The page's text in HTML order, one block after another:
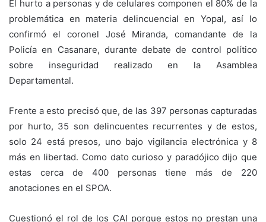
El hurto a personas y de celulares componen el 80% de la
problemática en materia delincuencial en Yopal, así lo
confirmó el coronel José Miranda, comandante de la
Policía en Casanare, durante debate de control político
sobre inseguridad realizado en la Asamblea
Departamental.
Frente a esto precisó que, de las 397 personas capturadas
por hurto, 35 son delincuentes recurrentes y de estos,
solo 24 está presos, uno bajo vigilancia electrónica y 8
más en libertad. Como dato curioso y paradójico dijo que
estas cerca de 400 personas tiene más de 220
anotaciones en el SPOA.
Cuestionó el rol de los CAI porque estos no prestan una